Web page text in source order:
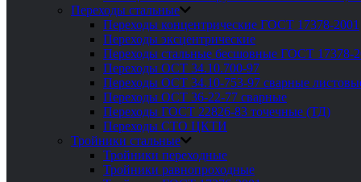
Переходы стальные
Переходы концентрические ГОСТ 17378-2001
Переходы эксцентрические
Переходы стальные бесшовные ГОСТ 17378-
Переходы ОСТ 34.10.700-97
Переходы ОСТ 34.10-753-97 сварные
Переходы ОСТ 36-22-77 сварные
Переходы ГОСТ 22826-83 точечные (ТД)
Переходы СТО ЦКТИ
Тройники стальные
Тройники переходные
Тройники равнопроходные